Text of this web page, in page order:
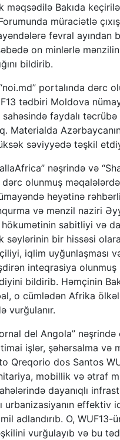
məqsədilə Bakıda
müraciətlə
fevral ayından
on minlərlə
bildirib.
portalında dərc
tədbiri Moldova
faydalı
Materialda
səviyyədə təşkil
nəşrində və
dərc olunmuş
heyətinə
və mənzil naziri
sabitliyi və
səylərinin bir hissəsi
iqlim uyğunlaşması
inteqrasiya
bildirib. Həmçinin
o cümlədən Afrika
vurğulanır.
del Angola”
işlər, şəhərsalma və
Qreqorio dos Santos
mobillik və ətraf
dayanıqlı
urbanizasiyanın effektiv
adlandırıb. O, WUF13-
vurğulayıb və bu